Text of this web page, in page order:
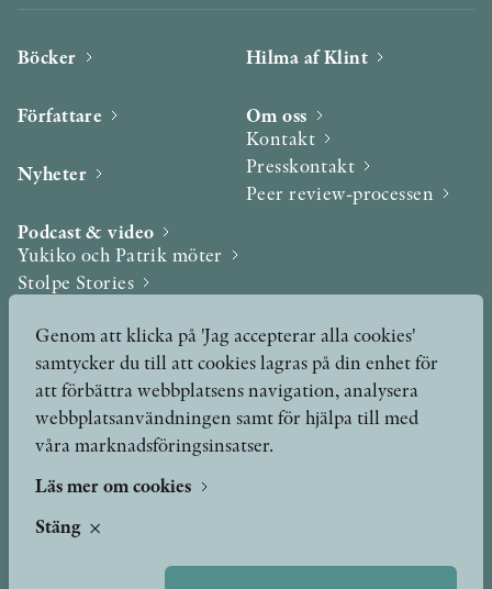
Böcker
Författare
Nyheter
Podcast & video
Yukiko och Patrik möter
Stolpe Stories
Utmärkelser & Format
Utmärkelser
Övriga format
Hilma af Klint
Om oss
Kontakt
Presskontakt
Peer review-processen
Genom att klicka på 'Jag accepterar alla cookies'
samtycker du till att cookies lagras på din enhet för
att förbättra webbplatsens navigation, analysera
webbplatsanvändningen samt för hjälpa till med
våra marknadsföringsinsatser.
Läs mer om cookies
Stäng